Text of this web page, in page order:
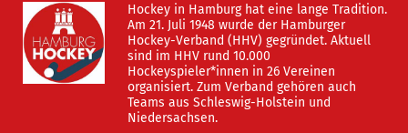
Hockey in Hamburg hat eine lange Tradition.
Am 21. Juli 1948 wurde der Hamburger
Hockey-Verband (HHV) gegründet. Aktuell
sind im HHV rund 10.000
Hockeyspieler*innen in 26 Vereinen
organisiert. Zum Verband gehören auch
Teams aus Schleswig-Holstein und
Niedersachsen.